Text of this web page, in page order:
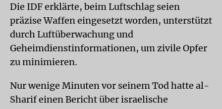
Die IDF erklärte, beim Luftschlag seien
präzise Waffen eingesetzt worden, unterstützt
durch Luftüberwachung und
Geheimdienstinformationen, um zivile Opfer
zu minimieren.
Nur wenige Minuten vor seinem Tod hatte al-
Sharif einen Bericht über israelische